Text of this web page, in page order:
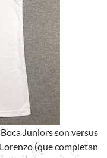
Juniors son versus
(que completan